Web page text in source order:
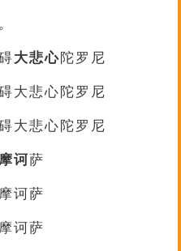
大悲心陀罗尼
大悲心陀罗尼
大悲心陀罗尼
摩诃萨
诃萨
诃萨